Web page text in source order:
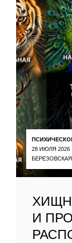
28 ИЮЛЯ 2026
И